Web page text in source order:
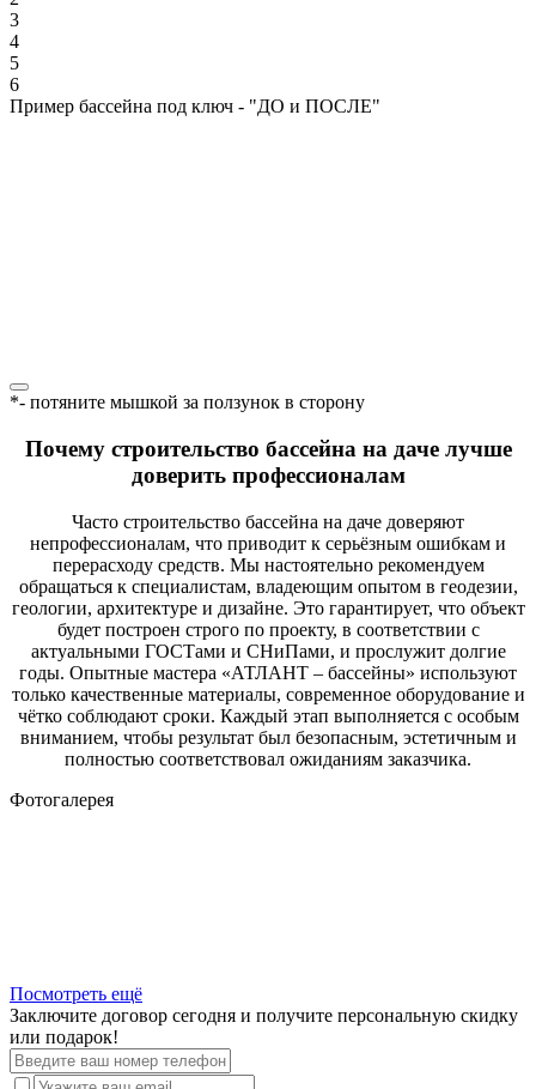
3
4
5
6
Пример бассейна под ключ - "ДО и ПОСЛЕ"
*- потяните мышкой за ползунок в сторону
Почему строительство бассейна на даче лучше
доверить профессионалам
Часто строительство бассейна на даче доверяют
непрофессионалам, что приводит к серьёзным ошибкам и
перерасходу средств. Мы настоятельно рекомендуем
обращаться к специалистам, владеющим опытом в геодезии,
геологии, архитектуре и дизайне. Это гарантирует, что объект
будет построен строго по проекту, в соответствии с
актуальными ГОСТами и СНиПами, и прослужит долгие
годы. Опытные мастера «АТЛАНТ – бассейны» используют
только качественные материалы, современное оборудование и
чётко соблюдают сроки. Каждый этап выполняется с особым
вниманием, чтобы результат был безопасным, эстетичным и
полностью соответствовал ожиданиям заказчика.
Фотогалерея
Посмотреть ещё
Заключите договор сегодня и получите персональную скидку
или подарок!